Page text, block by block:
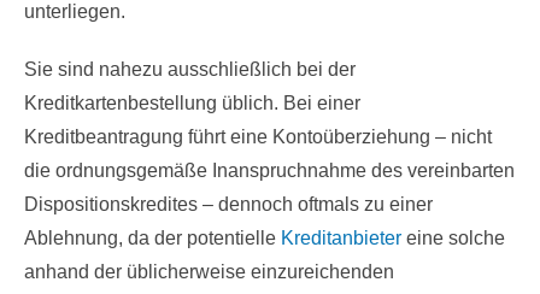
unterliegen.
Sie sind nahezu ausschließlich bei der
Kreditkartenbestellung üblich. Bei einer
Kreditbeantragung führt eine Kontoüberziehung – nicht
die ordnungsgemäße Inanspruchnahme des vereinbarten
Dispositionskredites – dennoch oftmals zu einer
Ablehnung, da der potentielle Kreditanbieter eine solche
anhand der üblicherweise einzureichenden